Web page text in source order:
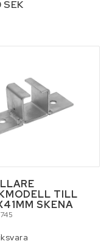
SEK
TILL
SKENA